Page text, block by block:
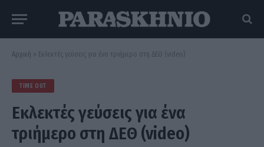
Αρχική » Εκλεκτές γεύσεις για ένα τριήμερο στη ΔΕΘ (video)
TIME OUT
Εκλεκτές γεύσεις για ένα
τριήμερο στη ΔΕΘ (video)